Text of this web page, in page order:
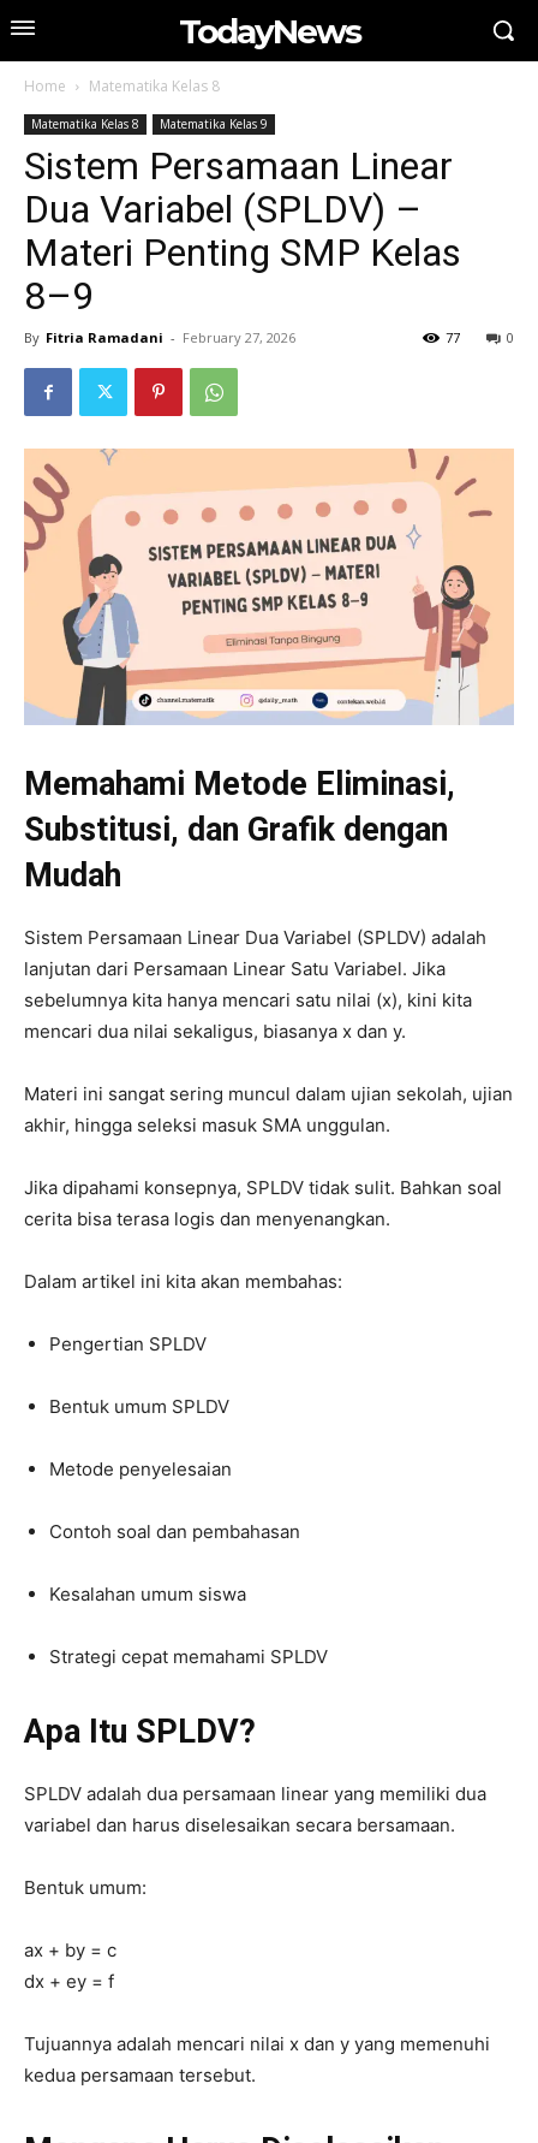
TodayNews
Home Matematika Kelas 8
Matematika Kelas 8 Matematika Kelas 9
Sistem Persamaan Linear
Dua Variabel (SPLDV) –
Materi Penting SMP Kelas
8–9
By Fitria Ramadani - February 27, 2026 0
77
Memahami Metode Eliminasi,
Substitusi, dan Grafik dengan
Mudah
Sistem Persamaan Linear Dua Variabel (SPLDV) adalah
lanjutan dari Persamaan Linear Satu Variabel. Jika
sebelumnya kita hanya mencari satu nilai (x), kini kita
mencari dua nilai sekaligus, biasanya x dan y.
Materi ini sangat sering muncul dalam ujian sekolah, ujian
akhir, hingga seleksi masuk SMA unggulan.
Jika dipahami konsepnya, SPLDV tidak sulit. Bahkan soal
cerita bisa terasa logis dan menyenangkan.
Dalam artikel ini kita akan membahas:
Pengertian SPLDV
Bentuk umum SPLDV
Metode penyelesaian
Contoh soal dan pembahasan
Kesalahan umum siswa
Strategi cepat memahami SPLDV
Apa Itu SPLDV?
SPLDV adalah dua persamaan linear yang memiliki dua
variabel dan harus diselesaikan secara bersamaan.
Bentuk umum:
ax + by = c
dx + ey = f
Tujuannya adalah mencari nilai x dan y yang memenuhi
kedua persamaan tersebut.